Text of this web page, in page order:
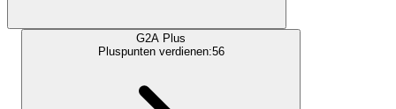
G2A Plus
Pluspunten verdienen:56